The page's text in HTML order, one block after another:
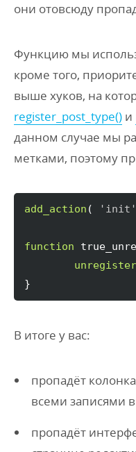
они отовсюду
Функцию мы
кроме того,
выше хуков, на
register_post_type() и
данном случае мы
метками, поэтому
add_action ( 'init'
function
}
В итоге у вас:
пропадёт
всеми записями
пропадёт